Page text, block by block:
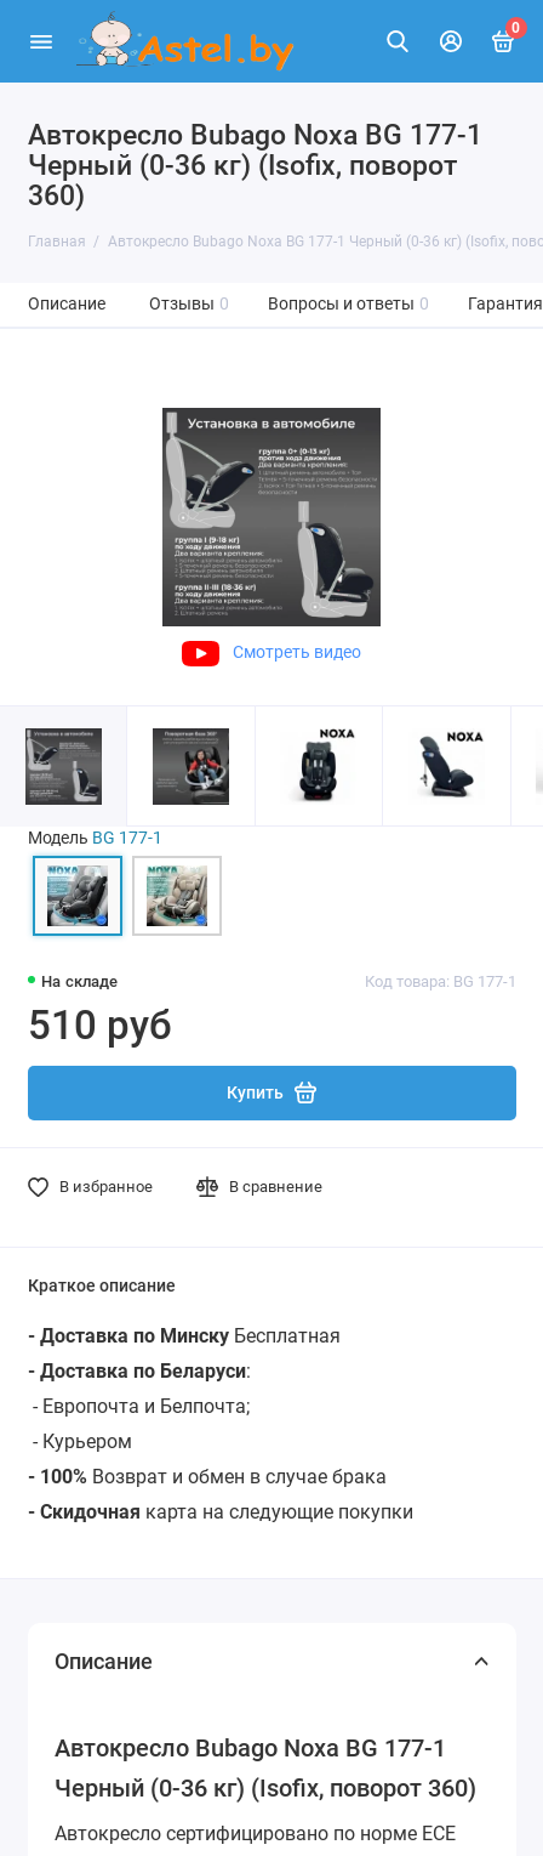
0
Автокресло Bubago Noxa BG 177-1
Черный (0-36 кг) (Isofix, поворот
360)
Главная Автокресло Bubago Noxa BG 177-1 Черный (0-36 кг) (Isofix,
Описание Отзывы 0 Вопросы и ответы 0 Гарантия
Смотреть видео
На складе Код товара: BG 177-1
510 руб
Купить
В избранное В сравнение
Модель BG 177-1
Краткое описание
- Доставка по МинскуБесплатная
- Доставка по Беларуси:
- Европочта и Белпочта;
- Курьером
- 100% Возврат и обмен в случае брака
- Скидочная карта на следующие покупки
Описание
Автокресло Bubago Noxa BG 177-1
Черный (0-36 кг) (Isofix, поворот 360)
Автокресло сертифицировано по норме ECE